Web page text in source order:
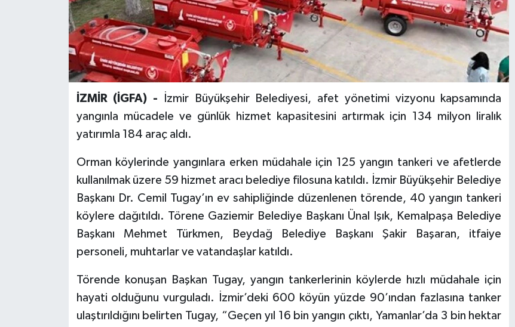
İZMİR (İGFA) -
İzmir Büyükşehir Belediyesi, afet yönetimi vizyonu kapsamında
yangınla mücadele ve günlük hizmet kapasitesini artırmak için 134 milyon liralık
yatırımla 184 araç aldı.
Orman köylerinde yangınlara erken müdahale için 125 yangın tankeri ve afetlerde
kullanılmak üzere 59 hizmet aracı belediye filosuna katıldı. İzmir Büyükşehir Belediye
Başkanı Dr. Cemil Tugay’ın ev sahipliğinde düzenlenen törende, 40 yangın tankeri
köylere dağıtıldı. Törene Gaziemir Belediye Başkanı Ünal Işık, Kemalpaşa Belediye
Başkanı Mehmet Türkmen, Beydağ Belediye Başkanı Şakir Başaran, itfaiye
personeli, muhtarlar ve vatandaşlar katıldı.
Törende konuşan Başkan Tugay, yangın tankerlerinin köylerde hızlı müdahale için
hayati olduğunu vurguladı. İzmir’deki 600 köyün yüzde 90’ından fazlasına tanker
ulaştırıldığını belirten Tugay, “Geçen yıl 16 bin yangın çıktı, Yamanlar’da 3 bin hektar